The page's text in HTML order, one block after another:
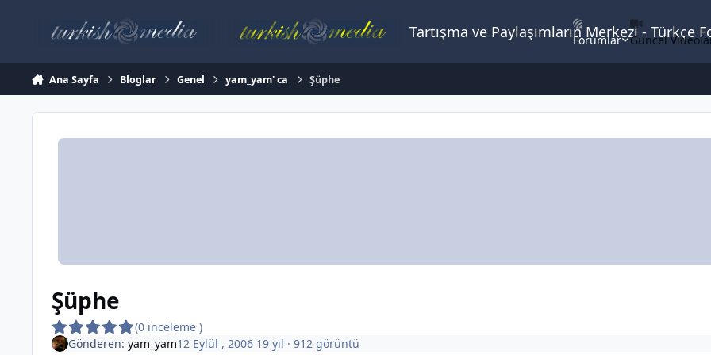
Tartışma ve Paylaşımların Merkezi -
Forumlar Güncel
Ana Sayfa Bloglar Genel yam_yam' ca Şüphe
Şüphe
(0 inceleme )
Gönderen: yam_yam12 Eylül , 2006 19 yıl · 912 görüntü